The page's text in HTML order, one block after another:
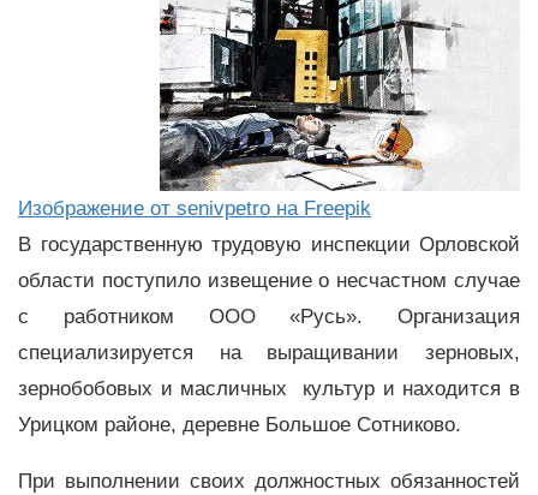
Изображение от senivpetro на Freepik
В государственную трудовую инспекции Орловской
области поступило извещение о несчастном случае
с работником ООО «Русь». Организация
специализируется на выращивании зерновых,
зернобобовых и масличных культур и находится в
Урицком районе, деревне Большое Сотниково.
При выполнении своих должностных обязанностей